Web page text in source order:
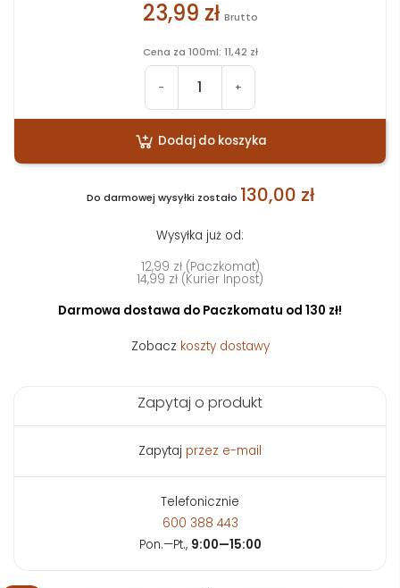
23,99 zł Brutto
Cena za 100ml: 11,42 zł
- +
Dodaj do koszyka
Do darmowej wysyłki zostało 130,00 zł
Wysyłka już od:
12,99 zł (Paczkomat)
14,99 zł (Kurier Inpost)
Darmowa dostawa do Paczkomatu od 130 zł!
Zobacz koszty dostawy
Zapytaj o produkt
Zapytaj przez e-mail
Telefonicznie
600 388 443
Pon.—Pt., 9:00—15:00